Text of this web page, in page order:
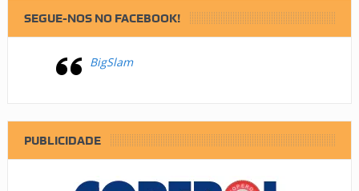
SEGUE-NOS NO FACEBOOK!
BigSlam
PUBLICIDADE